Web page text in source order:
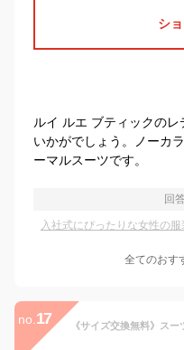
シ
ルイ ルエ ブティックの
いかがでしょう。ノーカ
ーマルスーツです。
回
入社式にぴったりな女性の
全てのおす
no. 17